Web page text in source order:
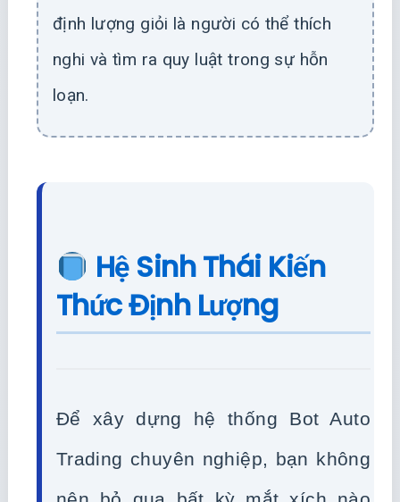
định lượng giỏi là người có thể thích
nghi và tìm ra quy luật trong sự hỗn
loạn.
Hệ Sinh Thái Kiến
Thức Định Lượng
Để xây dựng hệ thống Bot Auto
Trading chuyên nghiệp, bạn không